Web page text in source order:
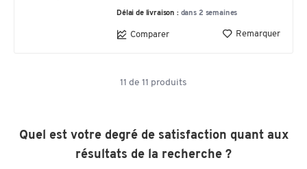
Délai de livraison : dans 2 semaines
Comparer Remarquer
11 de 11 produits
Quel est votre degré de satisfaction quant aux
résultats de la recherche ?